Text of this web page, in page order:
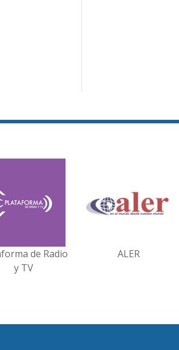
de Radio
y TV
ALER